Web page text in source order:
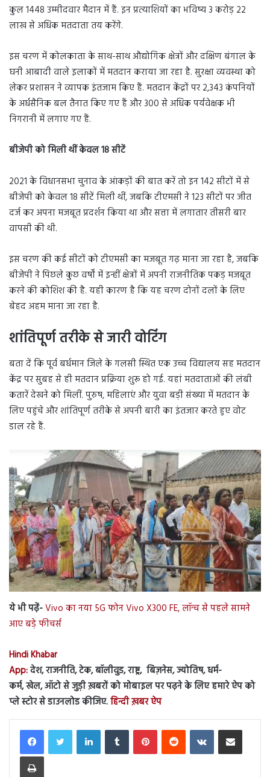
कुल 1448 उम्मीदवार मैदान में हैं. इन प्रत्याशियों का भविष्य 3 करोड़ 22
लाख से अधिक मतदाता तय करेंगे.
इस चरण में कोलकाता के साथ-साथ औद्योगिक क्षेत्रों और दक्षिण बंगाल के
घनी आबादी वाले इलाकों में मतदान कराया जा रहा है. सुरक्षा व्यवस्था को
लेकर प्रशासन ने व्यापक इंतजाम किए हैं. मतदान केंद्रों पर 2,343 कंपनियों
के अर्धसैनिक बल तैनात किए गए हैं और 300 से अधिक पर्यवेक्षक भी
निगरानी में लगाए गए हैं.
बीजेपी को मिली थीं केवल 18 सीटें
2021 के विधानसभा चुनाव के आंकड़ों की बात करें तो इन 142 सीटों में से
बीजेपी को केवल 18 सीटें मिली थीं, जबकि टीएमसी ने 123 सीटों पर जीत
दर्ज कर अपना मजबूत प्रदर्शन किया था और सत्ता में लगातार तीसरी बार
वापसी की थी.
इस चरण की कई सीटों को टीएमसी का मजबूत गढ़ माना जा रहा है, जबकि
बीजेपी ने पिछले कुछ वर्षों में इन्हीं क्षेत्रों में अपनी राजनीतिक पकड़ मजबूत
करने की कोशिश की है. यही कारण है कि यह चरण दोनों दलों के लिए
बेहद अहम माना जा रहा है.
शांतिपूर्ण तरीके से जारी वोटिंग
बता दें कि पूर्व बर्धमान जिले के गलसी स्थित एक उच्च विद्यालय सह मतदान
केंद्र पर सुबह से ही मतदान प्रक्रिया शुरू हो गई. यहां मतदाताओं की लंबी
कतारें देखने को मिलीं. पुरुष, महिलाएं और युवा बड़ी संख्या में मतदान के
लिए पहुंचे और शांतिपूर्ण तरीके से अपनी बारी का इंतजार करते हुए वोट
डाल रहे हैं.
ये भी पढ़ें-Vivo का नया 5G फोन Vivo X300 FE, लॉन्च से पहले सामने
आए बड़े फीचर्स
Hindi Khabar
App:देश, राजनीति, टेक, बॉलीवुड, राष्ट्र, बिज़नेस, ज्योतिष, धर्म-
कर्म, खेल, ऑटो से जुड़ी ख़बरों को मोबाइल पर पढ़ने के लिए हमारे ऐप को
प्ले स्टोर से डाउनलोड कीजिए.हिन्दी ख़बर ऐप
LinkedInTumblr PinterestReddit VKontakteShare via Email
Print